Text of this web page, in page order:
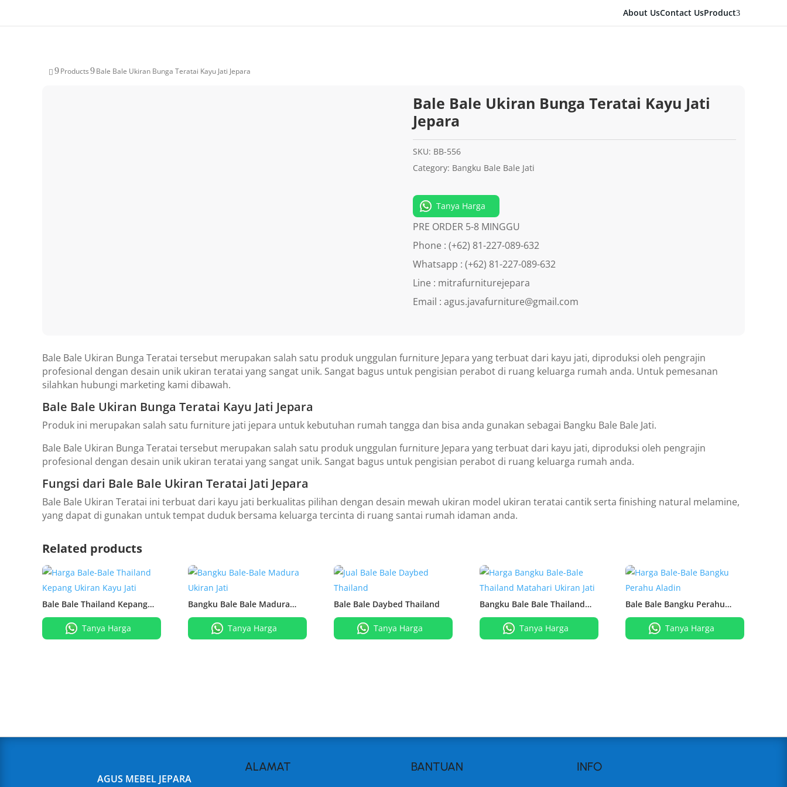
About UsContact UsProduct3
 9Products9Bale Bale Ukiran Bunga Teratai Kayu Jati Jepara
Bale Bale Ukiran Bunga Teratai Kayu Jati
Jepara
SKU: BB-556
Category: Bangku Bale Bale Jati
Tanya Harga
PRE ORDER 5-8 MINGGU
Phone : (+62) 81-227-089-632
Whatsapp : (+62) 81-227-089-632
Line : mitrafurniturejepara
Email : agus.javafurniture@gmail.com
Bale Bale Ukiran Bunga Teratai tersebut merupakan salah satu produk unggulan furniture Jepara yang terbuat dari kayu jati, diproduksi oleh pengrajin
profesional dengan desain unik ukiran teratai yang sangat unik. Sangat bagus untuk pengisian perabot di ruang keluarga rumah anda. Untuk pemesanan
silahkan hubungi marketing kami dibawah.
Bale Bale Ukiran Bunga Teratai Kayu Jati Jepara
Produk ini merupakan salah satu furniture jati jepara untuk kebutuhan rumah tangga dan bisa anda gunakan sebagai Bangku Bale Bale Jati.
Bale Bale Ukiran Bunga Teratai tersebut merupakan salah satu produk unggulan furniture Jepara yang terbuat dari kayu jati, diproduksi oleh pengrajin
profesional dengan desain unik ukiran teratai yang sangat unik. Sangat bagus untuk pengisian perabot di ruang keluarga rumah anda.
Fungsi dari Bale Bale Ukiran Teratai Jati Jepara
Bale Bale Ukiran Teratai ini terbuat dari kayu jati berkualitas pilihan dengan desain mewah ukiran model ukiran teratai cantik serta finishing natural melamine,
yang dapat di gunakan untuk tempat duduk bersama keluarga tercinta di ruang santai rumah idaman anda.
Related products
Bale Bale Thailand Kepang
Tanya Harga
Bangku Bale Bale Madura
Tanya Harga
Bale Bale Daybed Thailand
Tanya Harga
Bangku Bale Bale Thailand
Tanya Harga
Bale Bale Bangku Perahu
Tanya Harga
AGUS MEBEL JEPARA
ALAMAT BANTUAN INFO